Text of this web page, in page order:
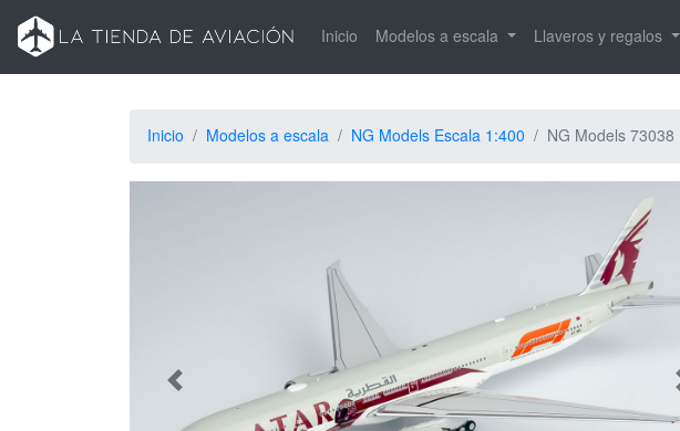
Inicio Modelos a escala Llaveros y regalos
Inicio Modelos a escala NG Models Escala 1:400 NG Models 73038
Siguiente